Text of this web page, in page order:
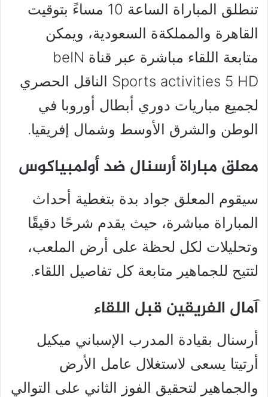
تنطلق المباراة الساعة 10 مساءً بتوقيت
القاهرة والمملكةة السعودية، ويمكن
متابعة اللقاء مباشرة عبر قناة beIN
Sports activities 5 HD الناقل الحصري
لجميع مباريات دوري أبطال أوروبا في
الوطن والشرق الأوسط وشمال إفريقيا.
معلق مباراة أرسنال ضد أولمبياكوس
سيقوم المعلق جواد بدة بتغطية أحداث
المباراة مباشرة، حيث يقدم شرحًا دقيقًا
وتحليلات لكل لحظة على أرض الملعب،
لتتيح للجماهير متابعة كل تفاصيل اللقاء.
آمال الفريقين قبل اللقاء
أرسنال بقيادة المدرب الإسباني ميكيل
أرتيتا يسعى لاستغلال عامل الأرض
والجماهير لتحقيق الفوز الثاني على التوالي